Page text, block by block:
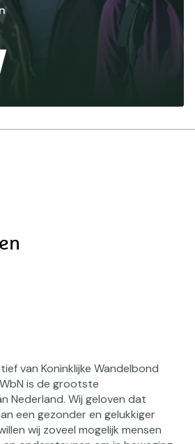
van Koninklijke Wandelbond
is de grootste
Nederland. Wij geloven dat
een gezonder en gelukkiger
wij zoveel mogelijk mensen